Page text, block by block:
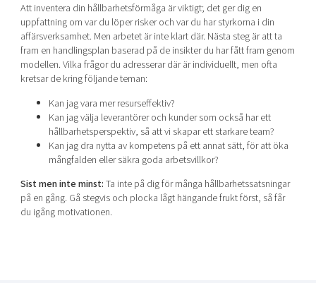
Att inventera din hållbarhetsförmåga är viktigt; det ger dig en
uppfattning om var du löper risker och var du har styrkorna i din
affärsverksamhet. Men arbetet är inte klart där. Nästa steg är att ta
fram en handlingsplan baserad på de insikter du har fått fram genom
modellen. Vilka frågor du adresserar där är individuellt, men ofta
kretsar de kring följande teman:
Kan jag vara mer resurseffektiv?
Kan jag välja leverantörer och kunder som också har ett
hållbarhetsperspektiv, så att vi skapar ett starkare team?
Kan jag dra nytta av kompetens på ett annat sätt, för att öka
mångfalden eller säkra goda arbetsvillkor?
Sist men inte minst:Ta inte på dig för många hållbarhetssatsningar
på en gång. Gå stegvis och plocka lågt hängande frukt först, så får
du igång motivationen.